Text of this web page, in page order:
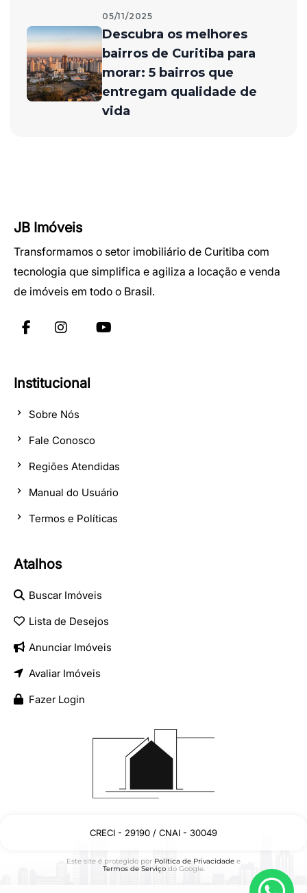
JB Imóveis
Transformamos o setor imobiliário de Curitiba com
tecnologia que simplifica e agiliza a locação e venda
de imóveis em todo o Brasil.
Institucional
Sobre Nós
Fale Conosco
Regiões Atendidas
Manual do Usuário
Termos e Políticas
Atalhos
Buscar Imóveis
Lista de Desejos
Anunciar Imóveis
Avaliar Imóveis
Fazer Login
CRECI - 29190 / CNAI - 30049
Este site é protegido por Política de Privacidade e
Termos de Serviçodo Google.